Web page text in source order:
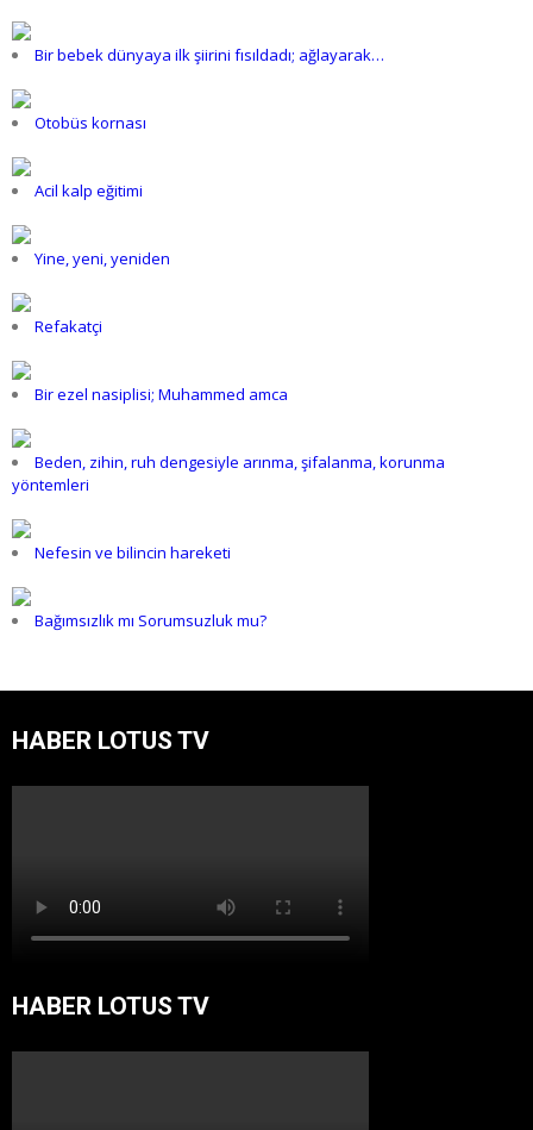
Bir bebek dünyaya ilk şiirini fısıldadı; ağlayarak…
Otobüs kornası
Acil kalp eğitimi
Yine, yeni, yeniden
Refakatçi
Bir ezel nasiplisi; Muhammed amca
Beden, zihin, ruh dengesiyle arınma, şifalanma, korunma
yöntemleri
Nefesin ve bilincin hareketi
Bağımsızlık mı Sorumsuzluk mu?
HABER LOTUS TV
HABER LOTUS TV